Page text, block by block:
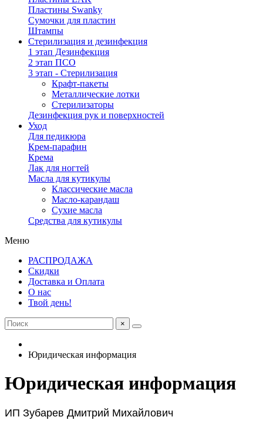
Пластины Swanky
Сумочки для пластин
Штампы
Стерилизация и дезинфекция
1 этап Дезинфекция
2 этап ПСО
3 этап - Стерилизация
Крафт-пакеты
Металлические лотки
Стерилизаторы
Дезинфекция рук и поверхностей
Уход
Для педикюра
Крем-парафин
Крема
Лак для ногтей
Масла для кутикулы
Классические масла
Масло-карандаш
Сухие масла
Средства для кутикулы
Меню
РАСПРОДАЖА
Скидки
Доставка и Оплата
О нас
Твой день!
×
Юридическая информация
Юридическая информация
ИП Зубарев Дмитрий Михайлович